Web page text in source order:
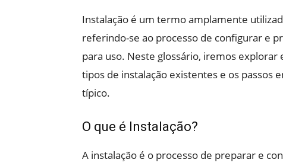
Instalação é um termo amplamente
referindo-se ao processo de configurar e
para uso. Neste glossário, iremos
tipos de instalação existentes e os passos
típico.
O que é Instalação?
A instalação é o processo de preparar e